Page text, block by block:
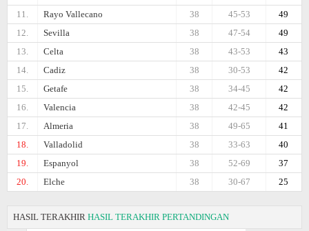
11.
Rayo Vallecano 49
45-53
38
12.
Sevilla 49
47-54
38
13.
Celta 43
43-53
38
14.
Cadiz 42
30-53
38
15.
Getafe 42
34-45
38
16.
Valencia 42
42-45
38
17.
Almeria 41
49-65
38
18.
Valladolid 40
33-63
38
19.
Espanyol 37
52-69
38
20.
Elche 25
30-67
38
HASIL TERAKHIR HASIL TERAKHIR PERTANDINGAN